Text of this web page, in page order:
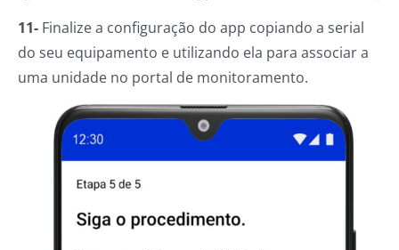
11- Finalize a configuração do app copiando a serial
do seu equipamento e utilizando ela para associar a
uma unidade no portal de monitoramento.